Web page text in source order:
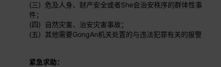
(三) 危及人身、财产安全或者She会治安秩序的群体性事
件；
(四) 自然灾害、治安灾害事故；
(五) 其他需要GongAn机关处置的与违法犯罪有关的报警
紧急求助：